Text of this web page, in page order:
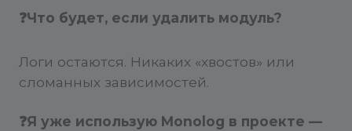
❓Что будет, если удалить модуль?
Логи остаются. Никаких «хвостов» или
сломанных зависимостей.
❓Я уже использую Monolog в проекте —